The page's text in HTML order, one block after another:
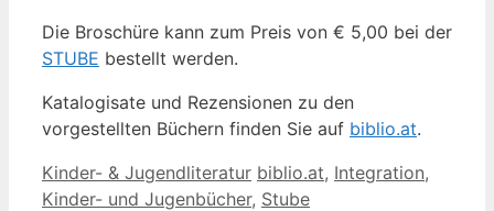
Die Broschüre kann zum Preis von € 5,00 bei der
STUBE bestellt werden.
Katalogisate und Rezensionen zu den
vorgestellten Büchern finden Sie auf biblio.at.
Kategorien
Kinder- & Jugendliteratur Schlagwörter
biblio.at, Integration,
Kinder- und Jugenbücher, Stube